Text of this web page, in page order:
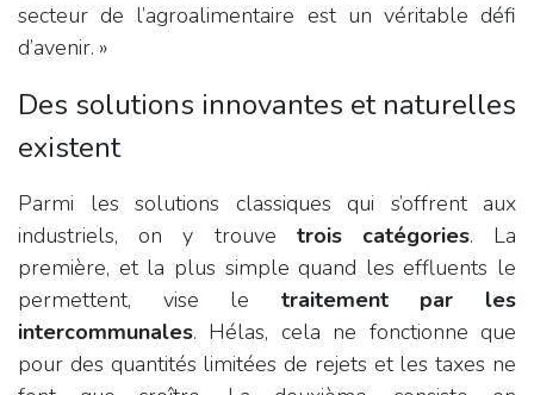
secteur de l’agroalimentaire est un véritable défi
d’avenir. »
Des solutions innovantes et naturelles
existent
Parmi les solutions classiques qui s’offrent aux
industriels, on y trouve trois catégories. La
première, et la plus simple quand les effluents le
permettent, vise le traitement par les
intercommunales. Hélas, cela ne fonctionne que
pour des quantités limitées de rejets et les taxes ne